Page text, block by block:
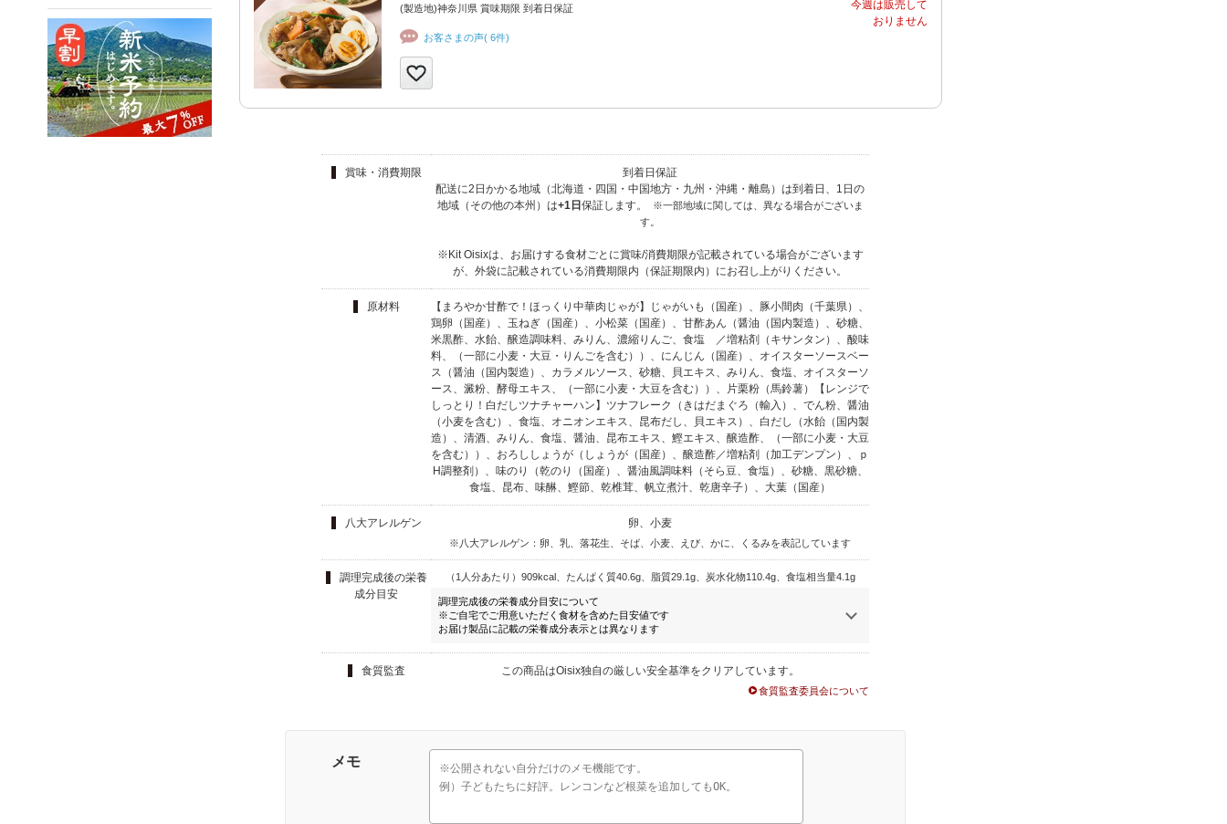
(製造地)神奈川県 賞味期限 到着日保証
お客さまの声( 6件)
賞味・消費期限
到着日保証
配送に2日かかる地域（北海道・四国・中国地方・九州・沖縄・離島）は到着日、1日の
地域（その他の本州）は+1日 保証します。
※一部地域に関しては、異なる場合がございま
す。
※Kit Oisixは、お届けする食材ごとに賞味/消費期限が記載されている場合がございます
が、外袋に記載されている消費期限内（保証期限内）にお召し上がりください。
原材料
【まろやか甘酢で！ほっくり中華肉じゃが】じゃがいも（国産）、豚小間肉（千葉県）、
鶏卵（国産）、玉ねぎ（国産）、小松菜（国産）、甘酢あん（醤油（国内製造）、砂糖、
米黒酢、水飴、醸造調味料、みりん、濃縮りんご、食塩 ／増粘剤（キサンタン）、酸味
料、（一部に小麦・大豆・りんごを含む））、にんじん（国産）、オイスターソースベー
ス（醤油（国内製造）、カラメルソース、砂糖、貝エキス、みりん、食塩、オイスターソ
ース、澱粉、酵母エキス、（一部に小麦・大豆を含む））、片栗粉（馬鈴薯）【レンジで
しっとり！白だしツナチャーハン】ツナフレーク（きはだまぐろ（輸入）、でん粉、醤油
（小麦を含む）、食塩、オニオンエキス、昆布だし、貝エキス）、白だし（水飴（国内製
造）、清酒、みりん、食塩、醤油、昆布エキス、鰹エキス、醸造酢、（一部に小麦・大豆
を含む））、おろししょうが（しょうが（国産）、醸造酢／増粘剤（加工デンプン）、ｐ
H調整剤）、味のり（乾のり（国産）、醤油風調味料（そら豆、食塩）、砂糖、黒砂糖、
食塩、昆布、味醂、鰹節、乾椎茸、帆立煮汁、乾唐辛子）、大葉（国産）
八大アレルゲン 卵、小麦
※八大アレルゲン：卵、乳、落花生、そば、小麦、えび、かに、くるみを表記しています
調理完成後の栄養
成分目安
（1人分あたり）909kcal、たんぱく質40.6g、脂質29.1g、炭水化物110.4g、食塩相当量4.1g
調理完成後の栄養成分目安について
※ご自宅でご用意いただく食材を含めた目安値です
お届け製品に記載の栄養成分表示とは異なります
食質監査 この商品はOisix独自の厳しい安全基準をクリアしています。
食質監査委員会について
メモ